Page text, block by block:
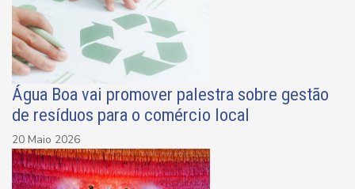
Água Boa vai promover palestra sobre gestão
de resíduos para o comércio local
20 Maio 2026